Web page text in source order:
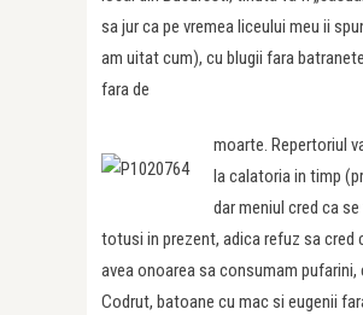
sa jur ca pe vremea liceului meu ii
am uitat cum), cu blugii fara
fara de
moarte. Repertoriul
la calatoria in timp
dar meniul cred ca
totusi in prezent, adica refuz sa cred
avea onoarea sa consumam
Codrut, batoane cu mac si eugenii